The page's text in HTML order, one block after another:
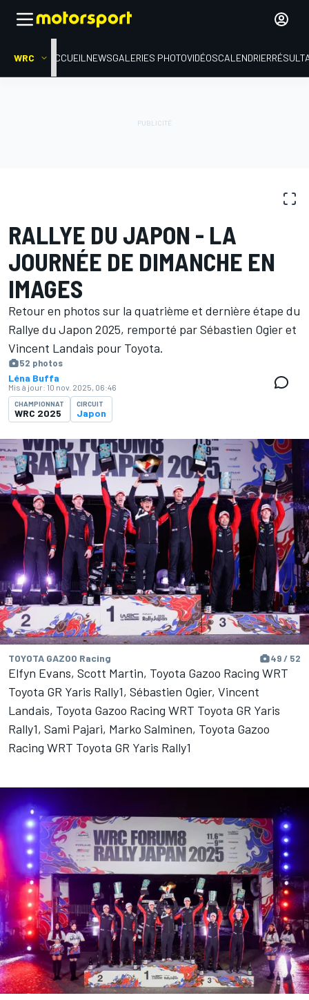
WRC ACCUEIL NEWSGALERIES PHOTOVIDÉOSCALENDRIER
RALLYE DU JAPON - LA
JOURNÉE DE DIMANCHE EN
IMAGES
Retour en photos sur la quatrième et dernière étape du
Rallye du Japon 2025, remporté par Sébastien Ogier et
Vincent Landais pour Toyota.
52 photos
Léna Buffa
Mis à jour: 10 nov. 2025, 06:46
CHAMPIONNAT
WRC 2025
CIRCUIT
Japon
TOYOTA GAZOO Racing 49 / 52
Elfyn Evans, Scott Martin, Toyota Gazoo Racing WRT
Toyota GR Yaris Rally1, Sébastien Ogier, Vincent
Landais, Toyota Gazoo Racing WRT Toyota GR Yaris
Rally1, Sami Pajari, Marko Salminen, Toyota Gazoo
Racing WRT Toyota GR Yaris Rally1